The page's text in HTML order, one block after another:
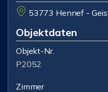
53773 Hennef -
Objektdaten
Objekt-Nr.
P2052
Zimmer